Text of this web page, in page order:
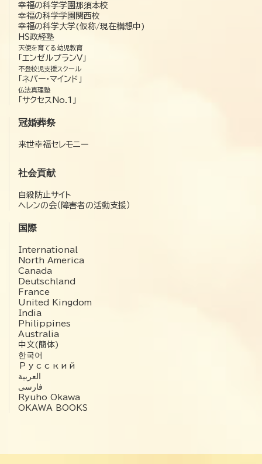
幸福の科学学園那須本校
幸福の科学学園関西校
幸福の科学大学(仮称/現在構想中)
HS政経塾
天使を育てる幼児教育
「エンゼルプランV」
不登校児支援スクール
「ネバー・マインド」
仏法真理塾
「サクセスNo.1」
冠婚葬祭
来世幸福セレモニー
社会貢献
自殺防止サイト
ヘレンの会（障害者の活動支援）
国際
International
North America
Canada
Deutschland
France
United Kingdom
India
Philippines
Australia
中文(簡体)
한국어
Русский
العربية‏
فارسی
Ryuho Okawa
OKAWA BOOKS